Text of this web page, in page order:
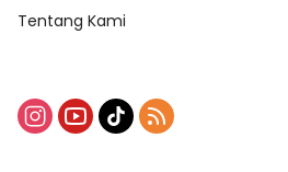
Tentang Kami